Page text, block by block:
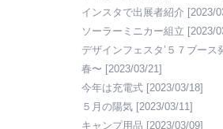
インスタで出展者紹介 [2023/
ソーラーミニカー組立 [2023/
デザインフェスタ’５７ブース
春〜 [2023/03/21]
今年は充電式 [2023/03/18]
５月の陽気 [2023/03/11]
キャンプ用品 [2023/03/09]